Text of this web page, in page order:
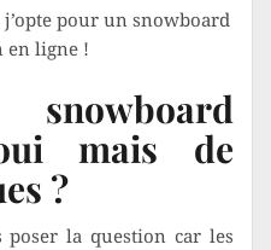
pour un snowboard
en ligne !
mais de
?
poser la question car les